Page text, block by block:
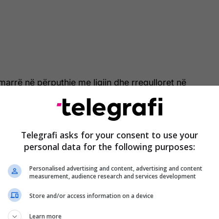
në përputhje me ligjin dhe rregulloret në
menaxhmenti i RTK-së do të kryejë një
të situatës dhe të raportimit në përgjithësi, me
të gjitha shkeljet e mundshme të
dhe të merren masat e duhura për t’i
tjera disiplinore do të ndërmerren ndaj të gjithë
në shkeljet e raportimit profesional dhe që janë
dhe rregulloret me të cilat operon RTK",
Telegrafi asks for your consent to use your
personal data for the following purposes:
Personalised advertising and content, advertising and content
measurement, audience research and services development
Store and/or access information on a device
Learn more